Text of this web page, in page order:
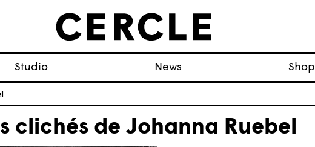
Studio News Shop
clichés de Johanna Ruebel